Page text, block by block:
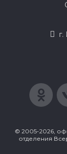
© 2005-2026,
отделения